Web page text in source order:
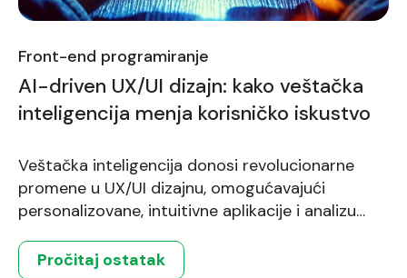
Front-end programiranje
AI-driven UX/UI dizajn: kako veštačka
inteligencija menja korisničko iskustvo
Veštačka inteligencija donosi revolucionarne
promene u UX/UI dizajnu, omogućavajući
personalizovane, intuitivne aplikacije i analizu
Pročitaj ostatak